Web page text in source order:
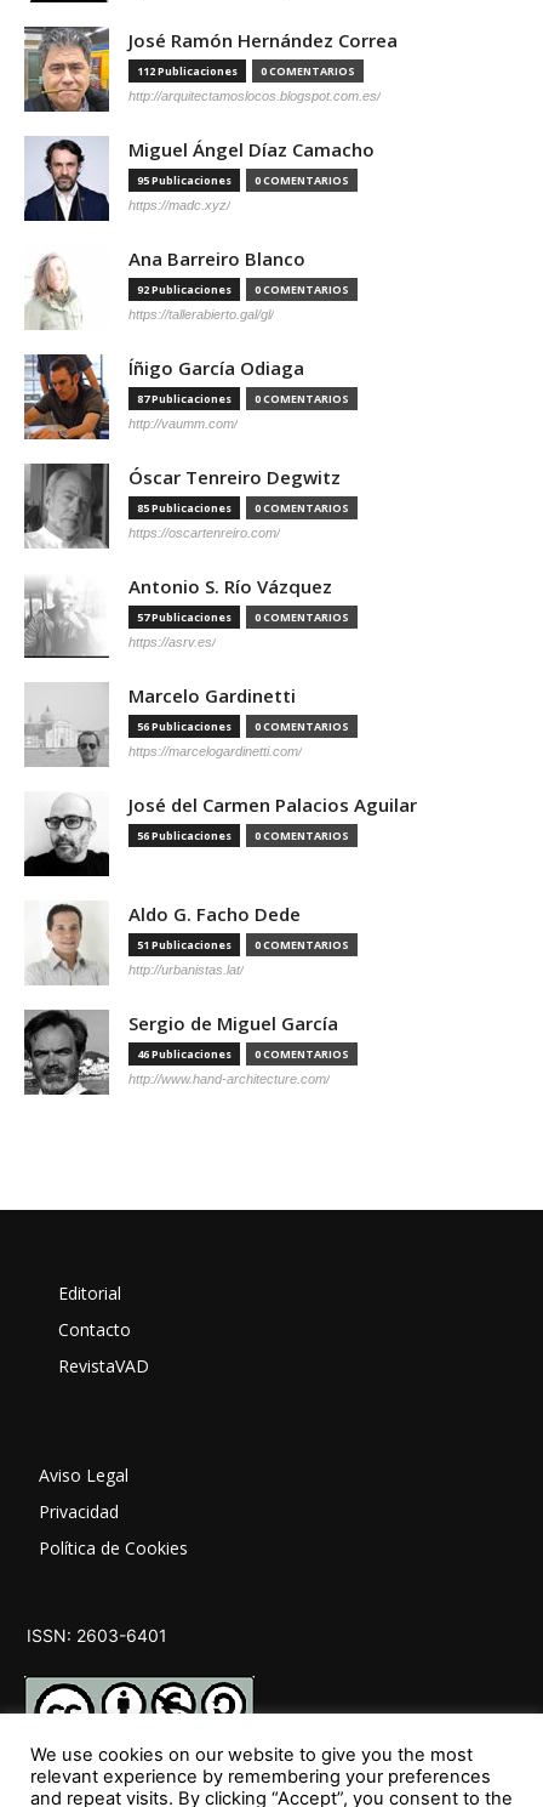
José Ramón Hernández Correa
112 Publicaciones 0 COMENTARIOS
http://arquitectamoslocos.blogspot.com.es/
Miguel Ángel Díaz Camacho
95 Publicaciones 0 COMENTARIOS
https://madc.xyz/
Ana Barreiro Blanco
92 Publicaciones 0 COMENTARIOS
https://tallerabierto.gal/gl/
Íñigo García Odiaga
87 Publicaciones 0 COMENTARIOS
http://vaumm.com/
Óscar Tenreiro Degwitz
85 Publicaciones 0 COMENTARIOS
https://oscartenreiro.com/
Antonio S. Río Vázquez
57 Publicaciones 0 COMENTARIOS
https://asrv.es/
Marcelo Gardinetti
56 Publicaciones 0 COMENTARIOS
https://marcelogardinetti.com/
José del Carmen Palacios Aguilar
56 Publicaciones 0 COMENTARIOS
Aldo G. Facho Dede
51 Publicaciones 0 COMENTARIOS
http://urbanistas.lat/
Sergio de Miguel García
46 Publicaciones 0 COMENTARIOS
http://www.hand-architecture.com/
Editorial
Contacto
RevistaVAD
Aviso Legal
Privacidad
Política de Cookies
ISSN: 2603-6401
We use cookies on our website to give you the most
relevant experience by remembering your preferences
and repeat visits. By clicking “Accept”, you consent to the